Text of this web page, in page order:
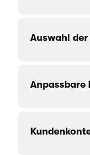
Auswahl
Anpassbare